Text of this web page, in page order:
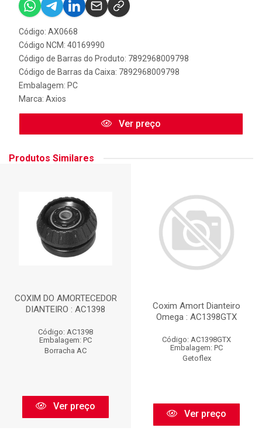
Código: AX0668
Código NCM: 40169990
Código de Barras do Produto: 7892968009798
Código de Barras da Caixa: 7892968009798
Embalagem: PC
Marca: Axios
Ver preço
Produtos Similares
COXIM DO AMORTECEDOR
DIANTEIRO : AC1398
Código: AC1398
Embalagem: PC
Borracha AC
Ver preço
Coxim Amort Dianteiro
Omega : AC1398GTX
Código: AC1398GTX
Embalagem: PC
Getoflex
Ver preço